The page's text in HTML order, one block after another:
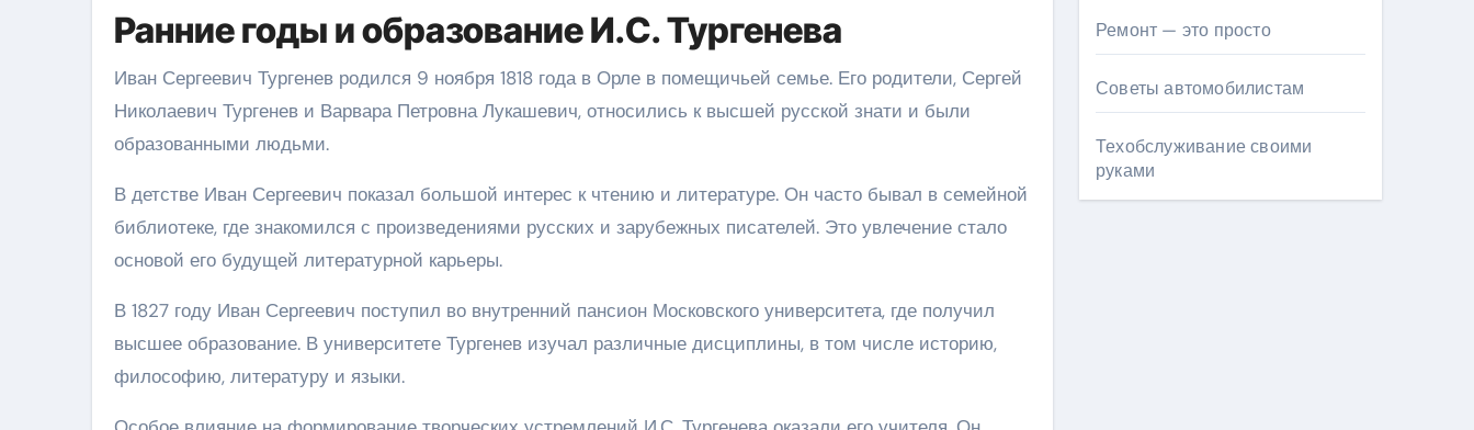
Ранние годы и образование И.С. Тургенева
Иван Сергеевич Тургенев родился 9 ноября 1818 года в Орле в помещичьей семье. Его родители, Сергей
Николаевич Тургенев и Варвара Петровна Лукашевич, относились к высшей русской знати и были
образованными людьми.
В детстве Иван Сергеевич показал большой интерес к чтению и литературе. Он часто бывал в семейной
библиотеке, где знакомился с произведениями русских и зарубежных писателей. Это увлечение стало
основой его будущей литературной карьеры.
В 1827 году Иван Сергеевич поступил во внутренний пансион Московского университета, где получил
высшее образование. В университете Тургенев изучал различные дисциплины, в том числе историю,
философию, литературу и языки.
Ремонт — это просто
Советы автомобилистам
Техобслуживание своими
руками